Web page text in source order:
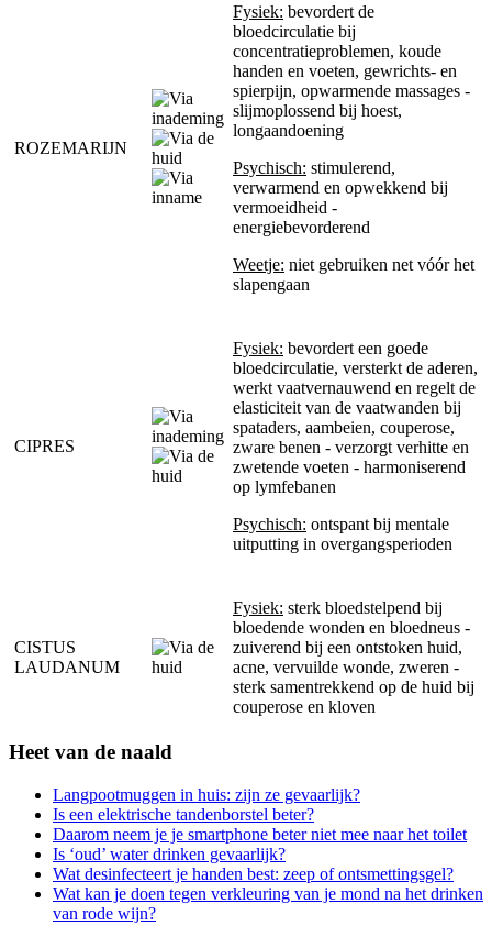
ROZEMARIJN
Fysiek: bevordert de
bloedcirculatie bij
concentratieproblemen, koude
handen en voeten, gewrichts- en
spierpijn, opwarmende massages -
slijmoplossend bij hoest,
longaandoening
Psychisch: stimulerend,
verwarmend en opwekkend bij
vermoeidheid -
energiebevorderend
Weetje: niet gebruiken net vóór het
slapengaan
CIPRES
Fysiek: bevordert een goede
bloedcirculatie, versterkt de aderen,
werkt vaatvernauwend en regelt de
elasticiteit van de vaatwanden bij
spataders, aambeien, couperose,
zware benen - verzorgt verhitte en
zwetende voeten - harmoniserend
op lymfebanen
Psychisch: ontspant bij mentale
uitputting in overgangsperioden
CISTUS
LAUDANUM
Fysiek: sterk bloedstelpend bij
bloedende wonden en bloedneus -
zuiverend bij een ontstoken huid,
acne, vervuilde wonde, zweren -
sterk samentrekkend op de huid bij
couperose en kloven
Heet van de naald
Langpootmuggen in huis: zijn ze gevaarlijk?
Is een elektrische tandenborstel beter?
Daarom neem je je smartphone beter niet mee naar het toilet
Is ‘oud’ water drinken gevaarlijk?
Wat desinfecteert je handen best: zeep of ontsmettingsgel?
Wat kan je doen tegen verkleuring van je mond na het drinken
van rode wijn?